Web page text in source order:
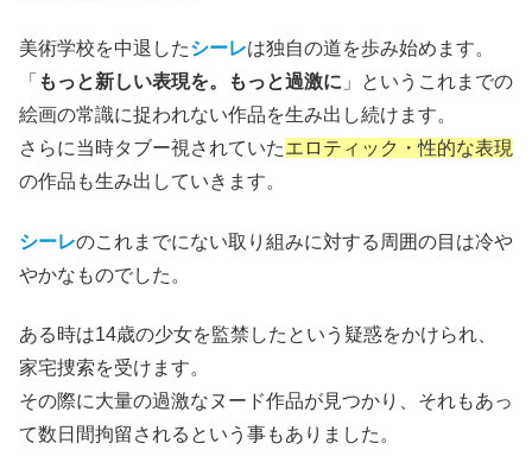
美術学校を中退したシーレは独自の道を歩み始めます。
「 もっと新しい表現を。もっと過激に 」というこれまでの
絵画の常識に捉われない作品を生み出し続けます。
さらに当時タブー視されていたエロティック・性的な表現
の作品も生み出していきます。
シーレのこれまでにない取り組みに対する周囲の目は冷や
やかなものでした。
ある時は14歳の少女を監禁したという疑惑をかけられ、
家宅捜索を受けます。
その際に大量の過激なヌード作品が見つかり、それもあっ
て数日間拘留されるという事もありました。